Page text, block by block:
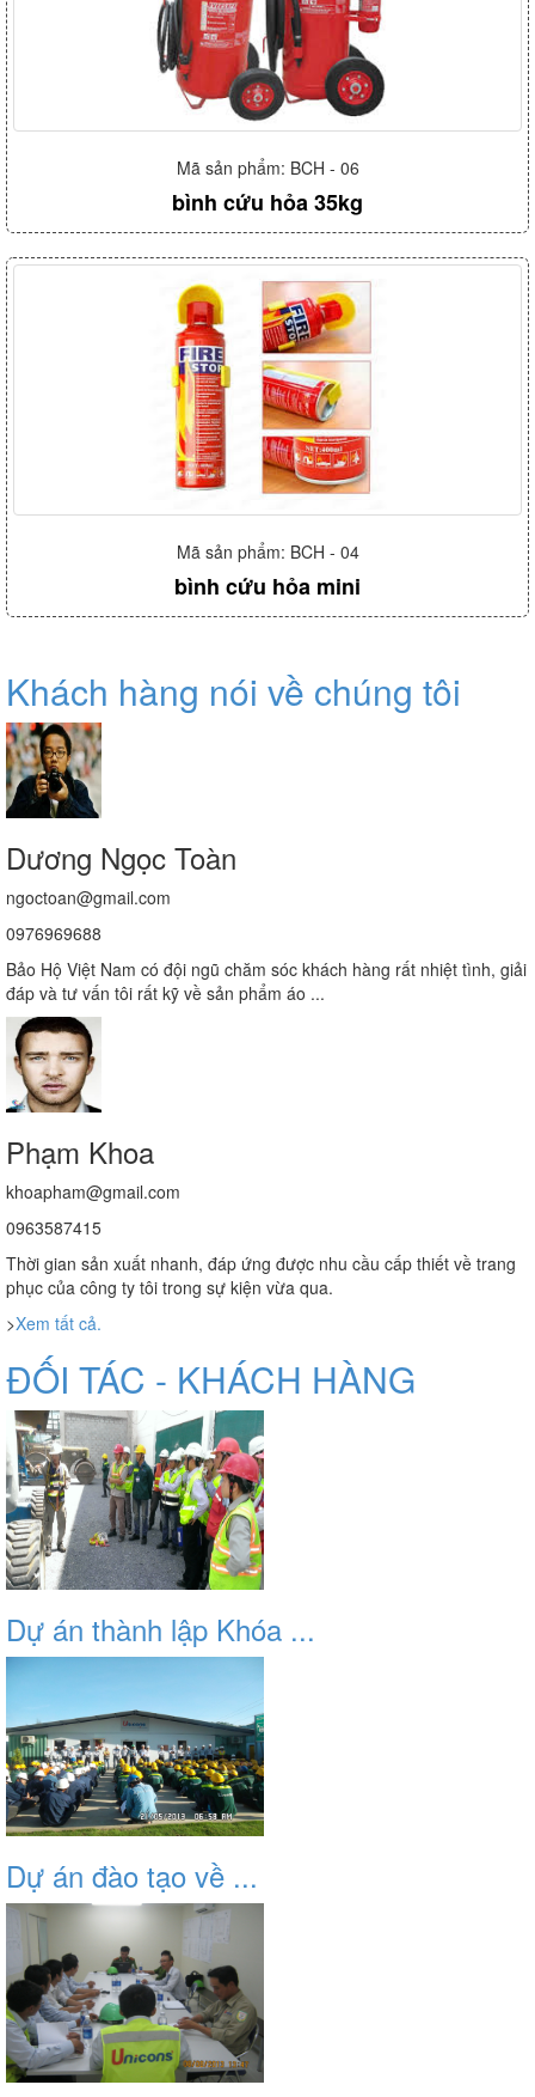
Mã sản phẩm: BCH - 06
bình cứu hỏa 35kg
Mã sản phẩm: BCH - 04
bình cứu hỏa mini
Khách hàng nói về chúng tôi
Dương Ngọc Toàn
ngoctoan@gmail.com
0976969688
Bảo Hộ Việt Nam có đội ngũ chăm sóc khách hàng rất nhiệt tình, giải
đáp và tư vấn tôi rất kỹ về sản phẩm áo ...
Phạm Khoa
khoapham@gmail.com
0963587415
Thời gian sản xuất nhanh, đáp ứng được nhu cầu cấp thiết về trang
phục của công ty tôi trong sự kiện vừa qua.
>Xem tất cả.
ĐỐI TÁC - KHÁCH HÀNG
Dự án thành lập Khóa ...
Dự án đào tạo về ...